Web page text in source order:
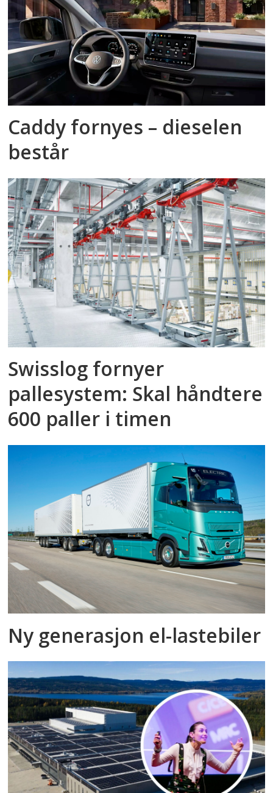
Caddy fornyes – dieselen
består
Swisslog fornyer
pallesystem: Skal håndtere
600 paller i timen
Ny generasjon el-lastebiler